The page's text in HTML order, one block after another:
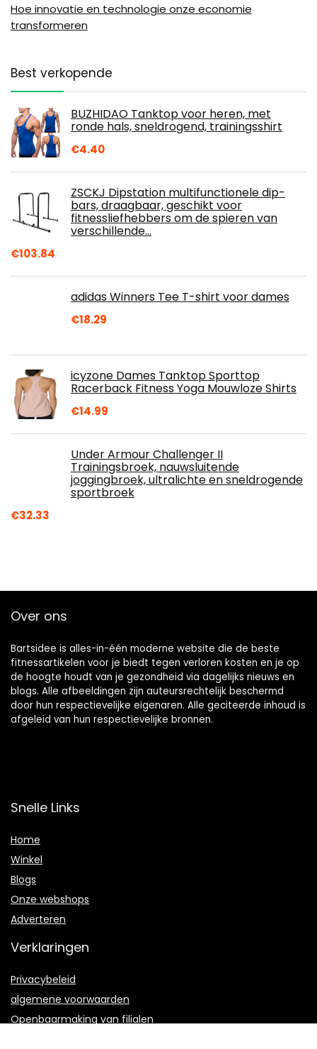
Hoe innovatie en technologie onze economie
transformeren
Best verkopende
BUZHIDAO Tanktop voor heren, met
ronde hals, sneldrogend, trainingsshirt
€4.40
ZSCKJ Dipstation multifunctionele dip-
bars, draagbaar, geschikt voor
fitnessliefhebbers om de spieren van
verschillende…
€103.84
adidas Winners Tee T-shirt voor dames
€18.29
icyzone Dames Tanktop Sporttop
Racerback Fitness Yoga Mouwloze Shirts
€14.99
Under Armour Challenger II
Trainingsbroek, nauwsluitende
joggingbroek, ultralichte en sneldrogende
sportbroek
€32.33
Over ons
Bartsidee is alles-in-één moderne website die de beste
fitnessartikelen voor je biedt tegen verloren kosten en je op
de hoogte houdt van je gezondheid via dagelijks nieuws en
blogs. Alle afbeeldingen zijn auteursrechtelijk beschermd
door hun respectievelijke eigenaren. Alle geciteerde inhoud is
afgeleid van hun respectievelijke bronnen.
Snelle Links
Home
Winkel
Blogs
Onze webshops
Adverteren
Verklaringen
Privacybeleid
algemene voorwaarden
Openbaarmaking van filialen